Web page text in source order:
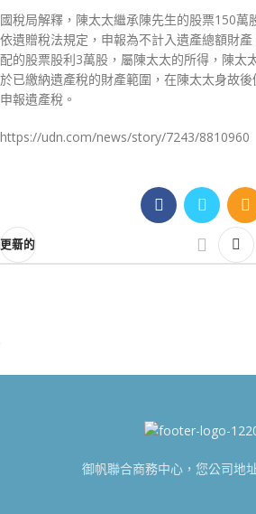
國稅局解釋，陳太太繼承陳先生的股票150萬
依遺贈稅法規定，申報為不計入遺產總額財
配的股票股利3萬股，屬陳太太的所得，陳太
於已繳納遺產稅的財產範圍，在陳太太身故
申報遺產稅。
https://udn.com/news/story/7243/8810960
更新的
御帆聯合商務中心，您公司地